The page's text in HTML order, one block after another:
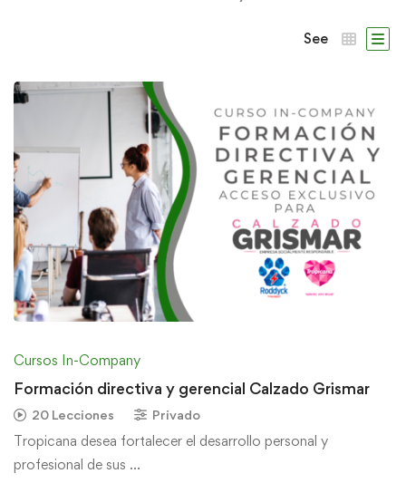
See
Cursos In-Company
Formación directiva y gerencial Calzado Grismar
20 Lecciones Privado
Tropicana desea fortalecer el desarrollo personal y
profesional de sus …